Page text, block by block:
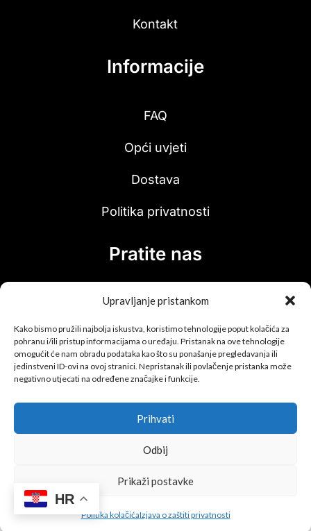
Upravljanje pristankom
Kako bismo pružili najbolja iskustva, koristimo tehnologije poput kolačića za
pohranu i/ili pristup informacijama o uređaju. Pristanak na ove tehnologije
omogućit će nam obradu podataka kao što su ponašanje pregledavanja ili
jedinstveni ID-ovi na ovoj stranici. Nepristanak ili povlačenje pristanka može
negativno utjecati na određene značajke i funkcije.
Prihvati
Odbij
Prikaži postavke
Politika kolačićaIzjava o zaštiti privatnosti
Kontakt
Informacije
FAQ
Opći uvjeti
Dostava
Politika privatnosti
Pratite nas
Upis u newsletter!
Sigurnost online plaćanja
Copyright © 2026 the-m-brothers.com
HR